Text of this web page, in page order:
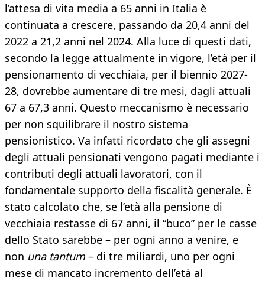
l’attesa di vita media a 65 anni in Italia è
continuata a crescere, passando da 20,4 anni del
2022 a 21,2 anni nel 2024. Alla luce di questi dati,
secondo la legge attualmente in vigore, l’età per il
pensionamento di vecchiaia, per il biennio 2027-
28, dovrebbe aumentare di tre mesi, dagli attuali
67 a 67,3 anni. Questo meccanismo è necessario
per non squilibrare il nostro sistema
pensionistico. Va infatti ricordato che gli assegni
degli attuali pensionati vengono pagati mediante i
contributi degli attuali lavoratori, con il
fondamentale supporto della fiscalità generale. È
stato calcolato che, se l’età alla pensione di
vecchiaia restasse di 67 anni, il “buco” per le casse
dello Stato sarebbe – per ogni anno a venire, e
non una tantum– di tre miliardi, uno per ogni
mese di mancato incremento dell’età al